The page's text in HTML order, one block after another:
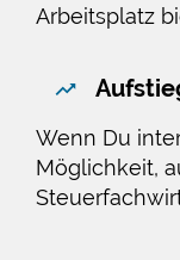
Arbeitsplatz
Wenn Du
Möglichkeit,